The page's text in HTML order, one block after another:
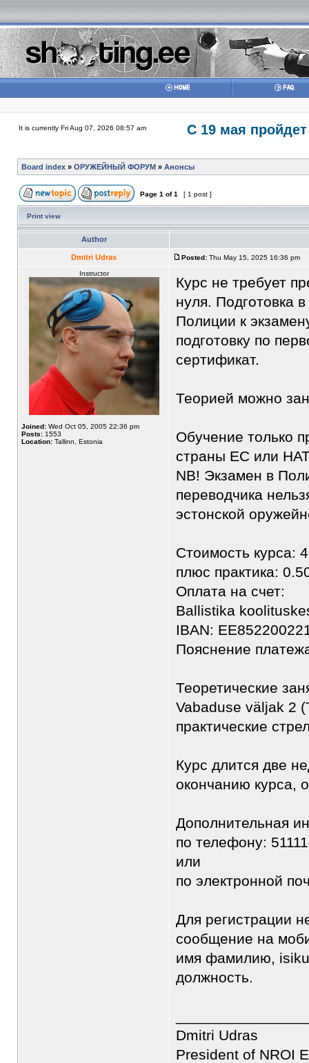
It is currently Fri Aug 07, 2026 08:57 am С 19 мая пройдет
Board index » ОРУЖЕЙНЫЙ ФОРУМ » Анонсы
Page 1 of1 [ 1 post ]
Print view
Author
Dmitri Udras Posted: Thu May 15, 2025 16:36 pm
Instructor
Joined: Wed Oct 05, 2005 22:36 pm
Posts: 1553
Location: Tallinn, Estonia
Курс не требует
нуля. Подготовка
Полиции к
подготовку по
сертификат.
Теорией можно
Обучение только
страны ЕС или
NB! Экзамен в
переводчика
эстонской
Стоимость курса:
плюс практика:
Оплата на счет:
Ballistika
IBAN:
Пояснение
Теоретические
Vabaduse väljak 2
практические
Курс длится две
окончанию курса,
Дополнительная
по телефону:
или
по электронной
Для регистрации
сообщение на
имя фамилию,
должность.
Dmitri Udras
President of NROI